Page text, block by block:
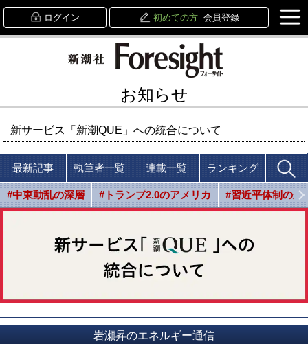
ログイン 初めての方 会員登録
お知らせ
新サービス「新潮QUE」への統合について
最新記事 執筆者一覧 連載一覧 ランキング
#中東動乱の深層 #トランプ2.0のアメリカ #習近平体制の光
岩瀬昇のエネルギー通信